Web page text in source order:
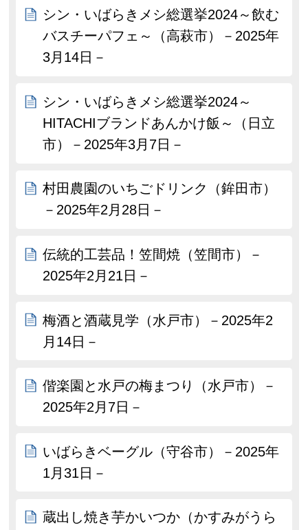
シン・いばらきメシ総選挙2024～飲む
バスチーパフェ～（高萩市）－2025年
3月14日－
シン・いばらきメシ総選挙2024～
HITACHIブランドあんかけ飯～（日立
市）－2025年3月7日－
村田農園のいちごドリンク（鉾田市）
－2025年2月28日－
伝統的工芸品！笠間焼（笠間市）－
2025年2月21日－
梅酒と酒蔵見学（水戸市）－2025年2
月14日－
偕楽園と水戸の梅まつり（水戸市）－
2025年2月7日－
いばらきベーグル（守谷市）－2025年
1月31日－
蔵出し焼き芋かいつか（かすみがうら